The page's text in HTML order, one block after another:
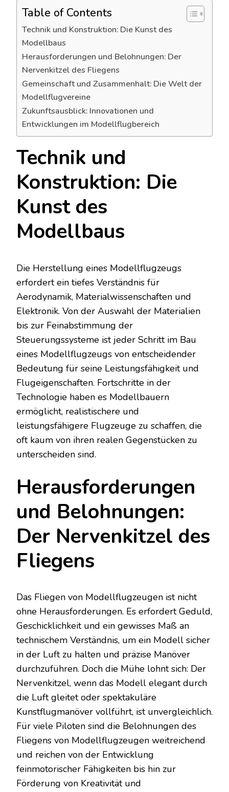
Table of Contents
Technik und Konstruktion: Die Kunst des
Modellbaus
Herausforderungen und Belohnungen: Der
Nervenkitzel des Fliegens
Gemeinschaft und Zusammenhalt: Die Welt der
Modellflugvereine
Zukunftsausblick: Innovationen und
Entwicklungen im Modellflugbereich
Technik und
Konstruktion: Die
Kunst des
Modellbaus
Die Herstellung eines Modellflugzeugs
erfordert ein tiefes Verständnis für
Aerodynamik, Materialwissenschaften und
Elektronik. Von der Auswahl der Materialien
bis zur Feinabstimmung der
Steuerungssysteme ist jeder Schritt im Bau
eines Modellflugzeugs von entscheidender
Bedeutung für seine Leistungsfähigkeit und
Flugeigenschaften. Fortschritte in der
Technologie haben es Modellbauern
ermöglicht, realistischere und
leistungsfähigere Flugzeuge zu schaffen, die
oft kaum von ihren realen Gegenstücken zu
unterscheiden sind.
Herausforderungen
und Belohnungen:
Der Nervenkitzel des
Fliegens
Das Fliegen von Modellflugzeugen ist nicht
ohne Herausforderungen. Es erfordert Geduld,
Geschicklichkeit und ein gewisses Maß an
technischem Verständnis, um ein Modell sicher
in der Luft zu halten und präzise Manöver
durchzuführen. Doch die Mühe lohnt sich: Der
Nervenkitzel, wenn das Modell elegant durch
die Luft gleitet oder spektakuläre
Kunstflugmanöver vollführt, ist unvergleichlich.
Für viele Piloten sind die Belohnungen des
Fliegens von Modellflugzeugen weitreichend
und reichen von der Entwicklung
feinmotorischer Fähigkeiten bis hin zur
Förderung von Kreativität und